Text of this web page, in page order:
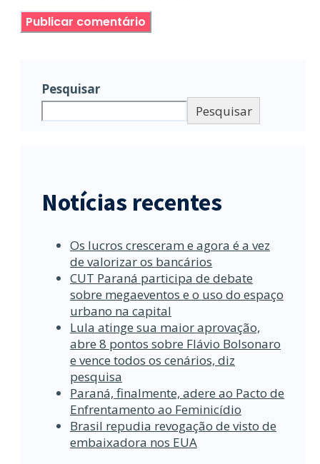
Pesquisar
Pesquisar
Notícias recentes
Os lucros cresceram e agora é a vez
de valorizar os bancários
CUT Paraná participa de debate
sobre megaeventos e o uso do espaço
urbano na capital
Lula atinge sua maior aprovação,
abre 8 pontos sobre Flávio Bolsonaro
e vence todos os cenários, diz
pesquisa
Paraná, finalmente, adere ao Pacto de
Enfrentamento ao Feminicídio
Brasil repudia revogação de visto de
embaixadora nos EUA